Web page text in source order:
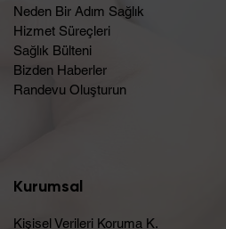
Neden Bir Adım Sağlık
Hizmet Süreçleri
Sağlık Bülteni
Bizden Haberler
Randevu Oluşturun​
Kurumsal
Kişisel Verileri Koruma K.